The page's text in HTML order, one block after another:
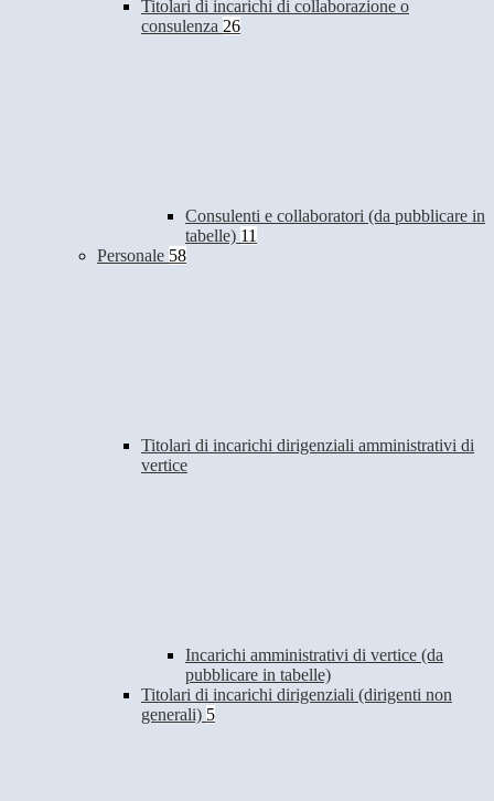
Titolari di incarichi di collaborazione o
consulenza 26
Consulenti e collaboratori (da pubblicare in
tabelle) 11
Personale 58
Titolari di incarichi dirigenziali amministrativi di
vertice
Incarichi amministrativi di vertice (da
pubblicare in tabelle)
Titolari di incarichi dirigenziali (dirigenti non
generali) 5